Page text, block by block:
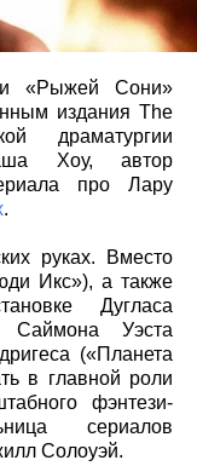
«Рыжей Сони»
издания The
драматургии
Хоу, автор
про Лару
.
руках. Вместо
Икс»), а также
Дугласа
Саймона Уэста
(«Планета
в главной роли
фэнтези-
сериалов
Солоуэй.